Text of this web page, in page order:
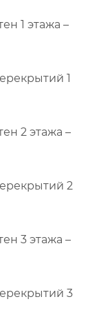
1 этажа –
1
2 этажа –
2
3 этажа –
3